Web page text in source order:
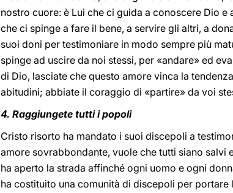
nostro cuore: è Lui che ci guida a conoscere Dio
che ci spinge a fare il bene, a servire gli altri, a
suoi doni per testimoniare in modo sempre più
spinge ad uscire da noi stessi, per «andare» ed
di Dio, lasciate che questo amore vinca la
abitudini; abbiate il coraggio di «partire» da voi
4. Raggiungete tutti i popoli
Cristo risorto ha mandato i suoi discepoli a
amore sovrabbondante, vuole che tutti siano salvi
ha aperto la strada affinché ogni uomo e ogni
ha costituito una comunità di discepoli per